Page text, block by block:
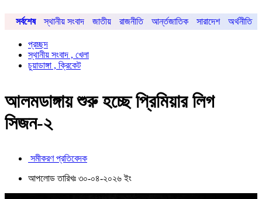
সর্বশেষ স্থানীয় সংবাদ জাতীয় রাজনীতি আর্ন্তজাতিক সারাদেশ অর্থনীতি
প্রচ্ছদ
স্থানীয় সংবাদ , খেলা
চুয়াডাঙ্গা , ক্রিকেট
আলমডাঙ্গায় শুরু হচ্ছে প্রিমিয়ার লিগ
সিজন-২
সমীকরণ প্রতিবেদক
আপলোড তারিখঃ ৩০-০৪-২০২৬ ইং